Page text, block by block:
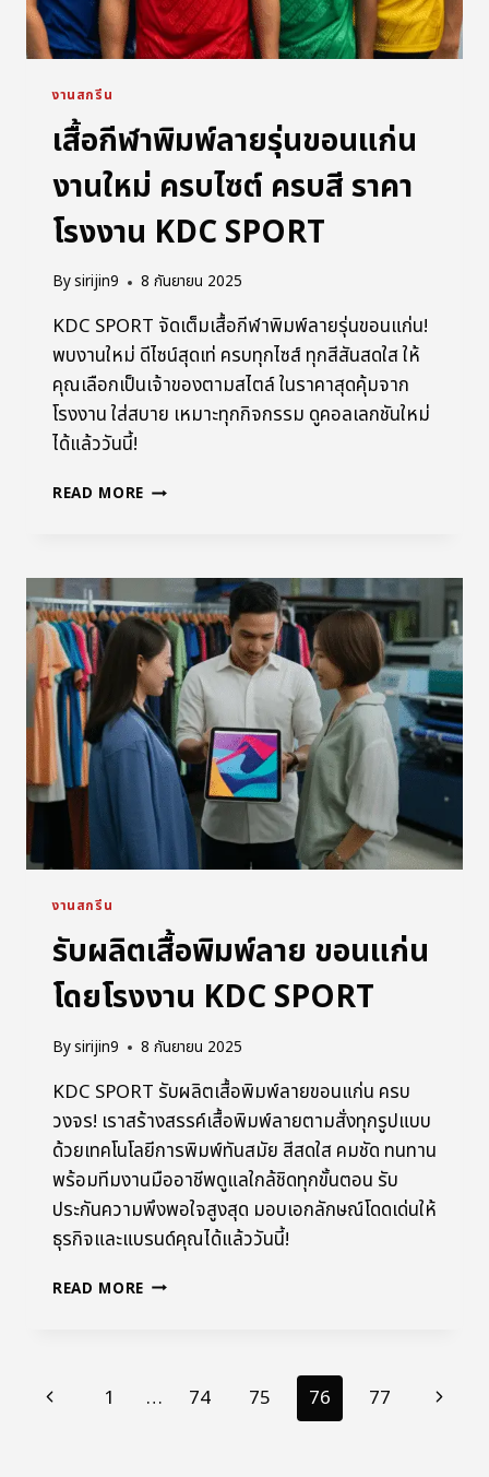
งานสกรีน
เสื้อกีฬาพิมพ์ลายรุ่นขอนแก่น
งานใหม่ ครบไซต์ ครบสี ราคา
โรงงาน KDC SPORT
Bysirijin9 8 กันยายน 2025
KDC SPORT จัดเต็มเสื้อกีฬาพิมพ์ลายรุ่นขอนแก่น!
พบงานใหม่ ดีไซน์สุดเท่ ครบทุกไซส์ ทุกสีสันสดใส ให้
คุณเลือกเป็นเจ้าของตามสไตล์ ในราคาสุดคุ้มจาก
โรงงาน ใส่สบาย เหมาะทุกกิจกรรม ดูคอลเลกชันใหม่
ได้แล้ววันนี้!
READ MORE
งานสกรีน
รับผลิตเสื้อพิมพ์ลาย ขอนแก่น
โดยโรงงาน KDC SPORT
Bysirijin9 8 กันยายน 2025
KDC SPORT รับผลิตเสื้อพิมพ์ลายขอนแก่น ครบ
วงจร! เราสร้างสรรค์เสื้อพิมพ์ลายตามสั่งทุกรูปแบบ
ด้วยเทคโนโลยีการพิมพ์ทันสมัย สีสดใส คมชัด ทนทาน
พร้อมทีมงานมืออาชีพดูแลใกล้ชิดทุกขั้นตอน รับ
ประกันความพึงพอใจสูงสุด มอบเอกลักษณ์โดดเด่นให้
ธุรกิจและแบรนด์คุณได้แล้ววันนี้!
READ MORE
1 … 74 75 76 77